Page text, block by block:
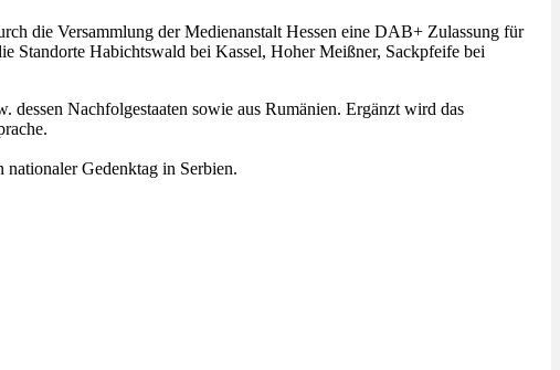
die Versammlung der Medienanstalt Hessen eine DAB+ Zulassung für
Standorte Habichtswald bei Kassel, Hoher Meißner, Sackpfeife bei
Nachfolgestaaten sowie aus Rumänien. Ergänzt wird das
Gedenktag in Serbien.